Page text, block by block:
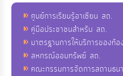
ศูนย์การเรียนรู้อาเซียน สถ.
คู่มือประชาชนสำหรับ สถ.
มาตรฐานการให้บริการของท้อ
สหกรณ์ออมทรัพย์ สถ.
คณะกรรมการจัดการสถานธ